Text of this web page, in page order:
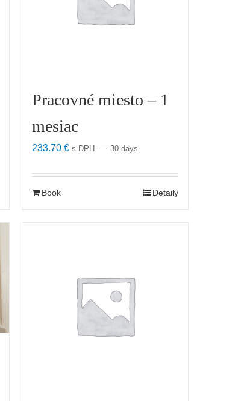
Pracovné miesto – 1
mesiac
233.70 € s DPH 30 days
Book Detaily